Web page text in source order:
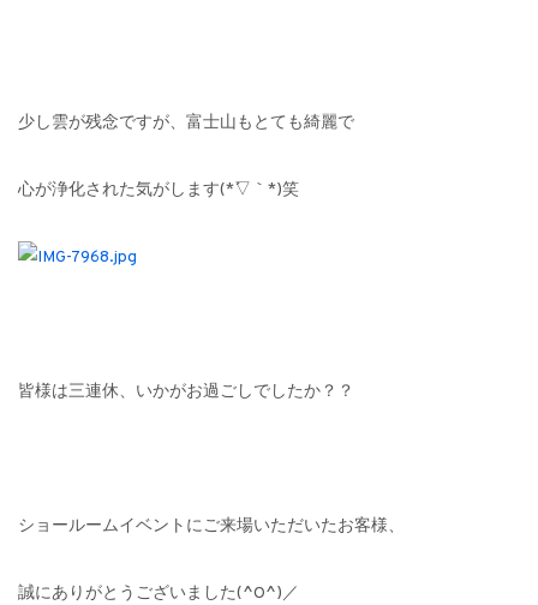
少し雲が残念ですが、富士山もとても綺麗で
心が浄化された気がします(*´▽｀*)笑
皆様は三連休、いかがお過ごしでしたか？？
ショールームイベントにご来場いただいたお客様、
誠にありがとうございました(^O^)／